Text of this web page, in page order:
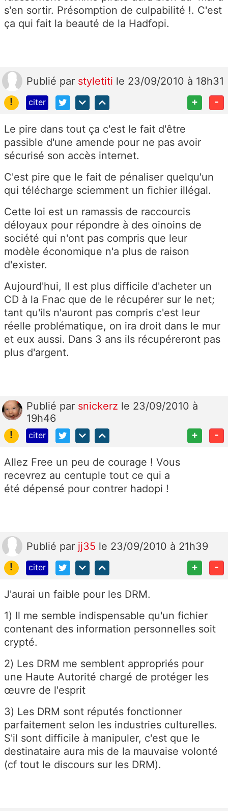
s'en sortir. Présomption de culpabilité !. C'est
ça qui fait la beauté de la Hadfopi.
Publié par styletiti le 23/09/2010 à 18h31
!
citer + -
Le pire dans tout ça c'est le fait d'être
passible d'une amende pour ne pas avoir
sécurisé son accès internet.
C'est pire que le fait de pénaliser quelqu'un
qui télécharge sciemment un fichier illégal.
Cette loi est un ramassis de raccourcis
déloyaux pour répondre à des oinoins de
société qui n'ont pas compris que leur
modèle économique n'a plus de raison
d'exister.
Aujourd'hui, Il est plus difficile d'acheter un
CD à la Fnac que de le récupérer sur le net;
tant qu'ils n'auront pas compris c'est leur
réelle problématique, on ira droit dans le mur
et eux aussi. Dans 3 ans ils récupéreront pas
plus d'argent.
Publié par snickerz le 23/09/2010 à
19h46
!
citer + -
Allez Free un peu de courage ! Vous
recevrez au centuple tout ce qui a
été dépensé pour contrer hadopi !
Publié par jj35 le 23/09/2010 à 21h39
!
citer + -
J'aurai un faible pour les DRM.
1) Il me semble indispensable qu'un fichier
contenant des information personnelles soit
crypté.
2) Les DRM me semblent appropriés pour
une Haute Autorité chargé de protéger les
œuvre de l'esprit
3) Les DRM sont réputés fonctionner
parfaitement selon les industries culturelles.
S'il sont difficile à manipuler, c'est que le
destinataire aura mis de la mauvaise volonté
(cf tout le discours sur les DRM).